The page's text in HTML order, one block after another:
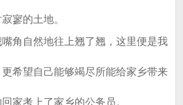
寥的土地。
自然地往上翘了翘，这里便是我
希望自己能够竭尽所能给家乡带来
家考上了家乡的公务员。